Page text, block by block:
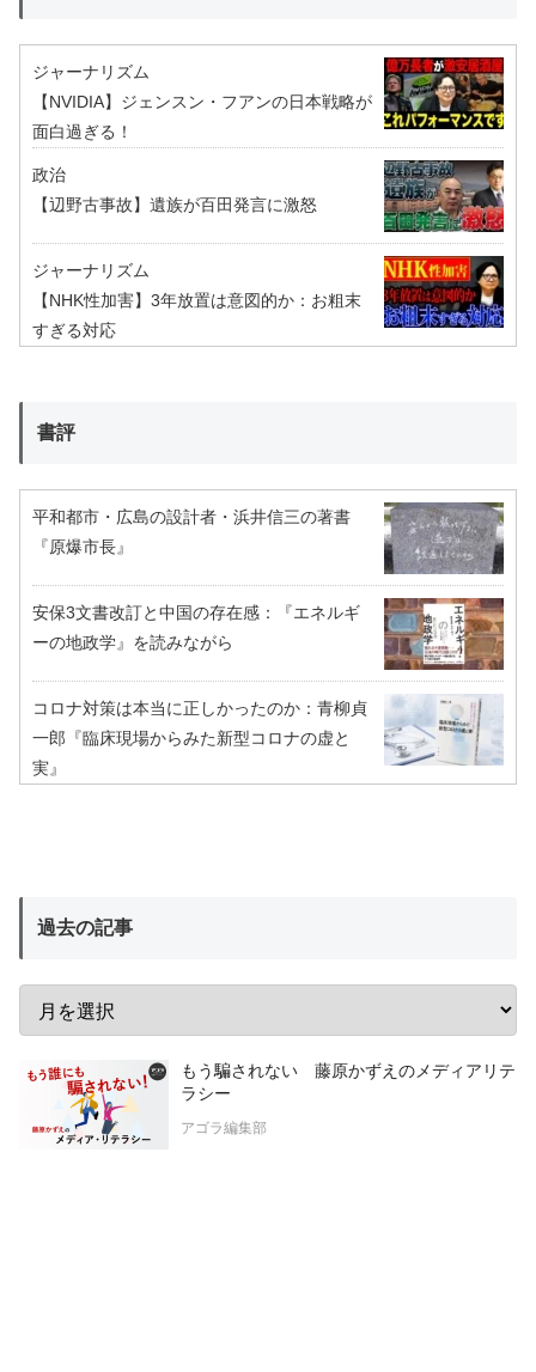
ジャーナリズム
【NVIDIA】ジェンスン・フアンの日本戦略が
面白過ぎる！
政治
【辺野古事故】遺族が百田発言に激怒
ジャーナリズム
【NHK性加害】3年放置は意図的か：お粗末
すぎる対応
書評
平和都市・広島の設計者・浜井信三の著書
『原爆市長』
安保3文書改訂と中国の存在感：『エネルギ
ーの地政学』を読みながら
コロナ対策は本当に正しかったのか：青柳貞
一郎『臨床現場からみた新型コロナの虚と
実』
過去の記事
もう騙されない 藤原かずえのメディアリテ
ラシー
アゴラ編集部